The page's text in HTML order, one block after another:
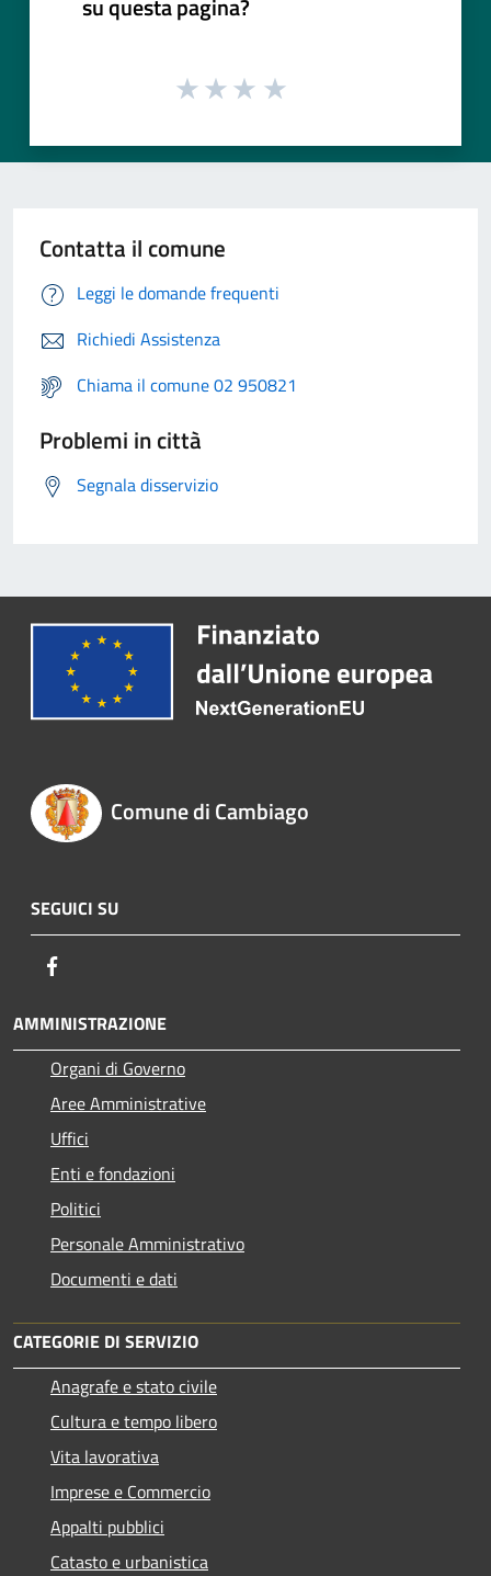
Contatta il comune
Leggi le domande frequenti
Richiedi Assistenza
Chiama il comune 02 950821
Problemi in città
Segnala disservizio
Comune di Cambiago
SEGUICI SU
AMMINISTRAZIONE
Organi di Governo
Aree Amministrative
Uffici
Enti e fondazioni
Politici
Personale Amministrativo
Documenti e dati
CATEGORIE DI SERVIZIO
Anagrafe e stato civile
Cultura e tempo libero
Vita lavorativa
Imprese e Commercio
Appalti pubblici
Catasto e urbanistica